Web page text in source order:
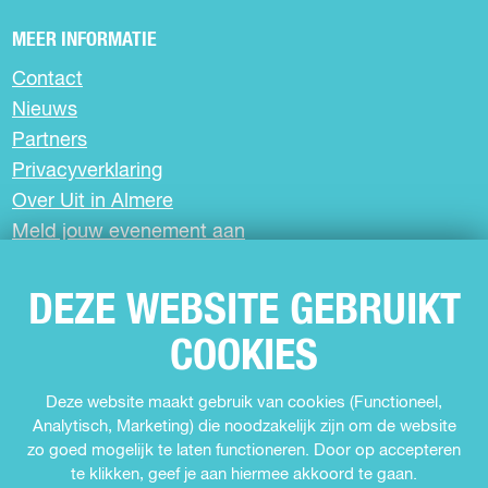
DEZE WEBSITE GEBRUIKT
COOKIES
Deze website maakt gebruik van cookies (Functioneel,
Analytisch, Marketing) die noodzakelijk zijn om de website
zo goed mogelijk te laten functioneren. Door op accepteren
te klikken, geef je aan hiermee akkoord te gaan.
b
o
k
s
MEER INFORMATIE
Contact
Nieuws
Partners
Privacyverklaring
Over Uit in Almere
Meld jouw evenement aan
SCHRIJF JE IN VOOR DE NIEUWSBRIEF
F
a
I
n
Y
o
u
T
i
k